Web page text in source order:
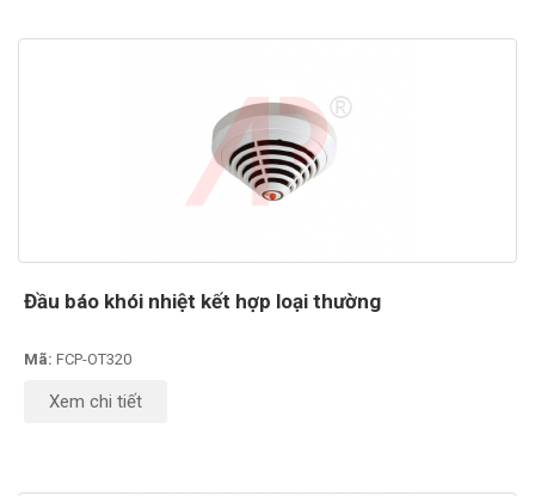
Đầu báo khói nhiệt kết hợp loại thường
Mã: FCP-OT320
Xem chi tiết